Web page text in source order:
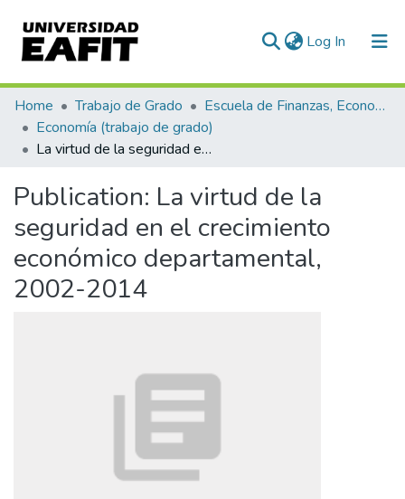
Log In (current)
Communities & Collections
All of DSpace
Home Trabajo de Grado
Escuela de Finanzas, Economía y Gobierno
Economía (trabajo de grado)
La virtud de la seguridad en el crecimiento económico departamental, 2002-2014
Publication: La virtud de la
seguridad en el crecimiento
económico departamental,
2002-2014